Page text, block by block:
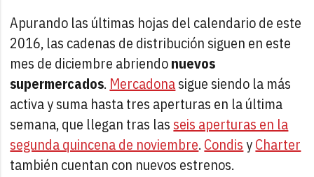
Apurando las últimas hojas del calendario de este
2016, las cadenas de distribución siguen en este
mes de diciembre abriendonuevos
supermercados. Mercadonasigue siendo la más
activa y suma hasta tres aperturas en la última
semana, que llegan tras las seis aperturas en la
segunda quincena de noviembre. CondisyCharter
también cuentan con nuevos estrenos.